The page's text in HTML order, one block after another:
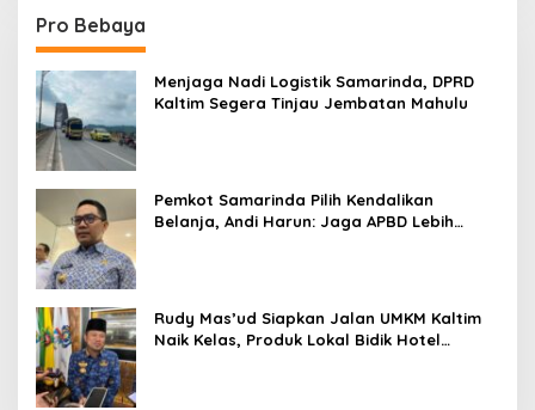
Pro Bebaya
Menjaga Nadi Logistik Samarinda, DPRD
Kaltim Segera Tinjau Jembatan Mahulu
Pemkot Samarinda Pilih Kendalikan
Belanja, Andi Harun: Jaga APBD Lebih
Rudy Mas’ud Siapkan Jalan UMKM Kaltim
Naik Kelas, Produk Lokal Bidik Hotel